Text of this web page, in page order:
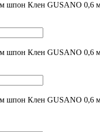
шпон Клен GUSANO 0,6
шпон Клен GUSANO 0,6
шпон Клен GUSANO 0,6